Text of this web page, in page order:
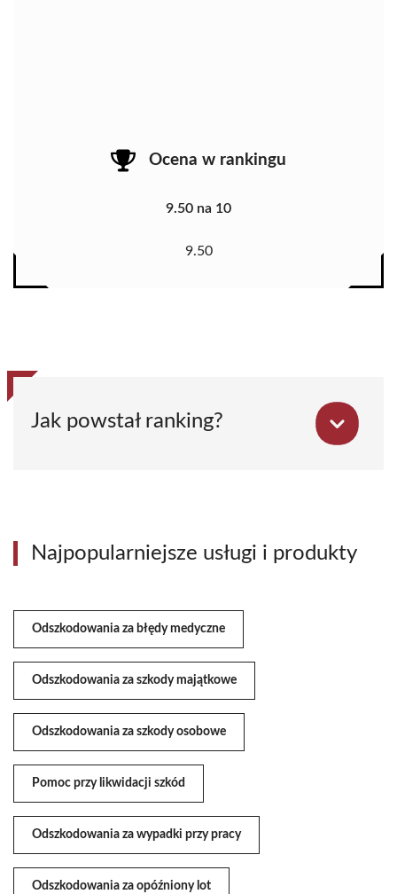
Ocena w rankingu
9.50 na 10
9.50
Jak powstał ranking?
Najpopularniejsze usługi i produkty
Odszkodowania za błędy medyczne
Odszkodowania za szkody majątkowe
Odszkodowania za szkody osobowe
Pomoc przy likwidacji szkód
Odszkodowania za wypadki przy pracy
Odszkodowania za opóźniony lot